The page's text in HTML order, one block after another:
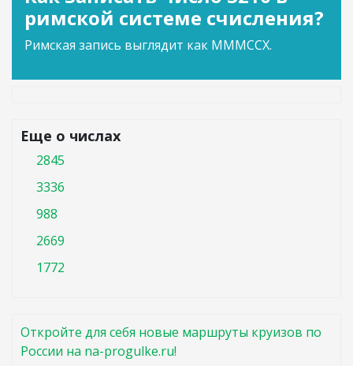
римской системе счисления?
Римская запись выглядит как MMMCCX.
Еще о числах
2845
3336
988
2669
1772
Откройте для себя новые маршруты круизов по
России на na-progulke.ru!